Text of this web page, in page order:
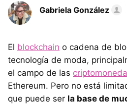
Gabriela González
El blockchain o cadena de
tecnología de moda,
el campo de las
Ethereum. Pero no está
que puede ser la base de